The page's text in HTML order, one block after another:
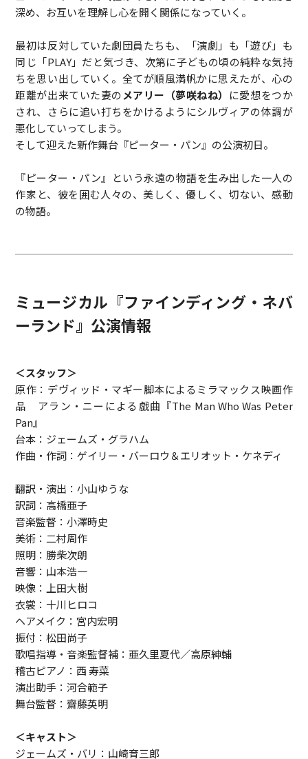
深め、お互いを理解し心を開く関係になっていく。
最初は反対していた劇団員たちも、「演劇」も「遊び」も
同じ「PLAY」だと気づき、次第に子どもの頃の純粋な気持
ちを思い出していく。全てが順風満帆かに思えたが、心の
距離が出来ていた妻のメアリー（夢咲ねね） に愛想をつか
され、さらに追い打ちをかけるようにシルヴィアの体調が
悪化していってしまう。
そして迎えた新作舞台『ピーター・パン』の公演初日。
『ピーター・パン』という永遠の物語を生み出した一人の
作家と、彼を囲む人々の、美しく、優しく、切ない、感動
の物語。
ミュージカル『ファインディング・ネバ
ーランド』公演情報
＜スタッフ＞
原作：デヴィッド・マギー脚本によるミラマックス映画作
品 アラン・ニーによる戯曲『The Man Who Was Peter
Pan』
台本：ジェームズ・グラハム
作曲・作詞：ゲイリー・バーロウ＆エリオット・ケネディ
翻訳・演出：小山ゆうな
訳詞：高橋亜子
音楽監督：小澤時史
美術：二村周作
照明：勝柴次朗
音響：山本浩一
映像：上田大樹
衣裳：十川ヒロコ
ヘアメイク：宮内宏明
振付：松田尚子
歌唱指導・音楽監督補：亜久里夏代／高原紳輔
稽古ピアノ：西 寿菜
演出助手：河合範子
舞台監督：齋藤英明
＜キャスト＞
ジェームズ・バリ：山崎育三郎